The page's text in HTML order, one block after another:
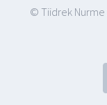
© Tiidrek Nurme